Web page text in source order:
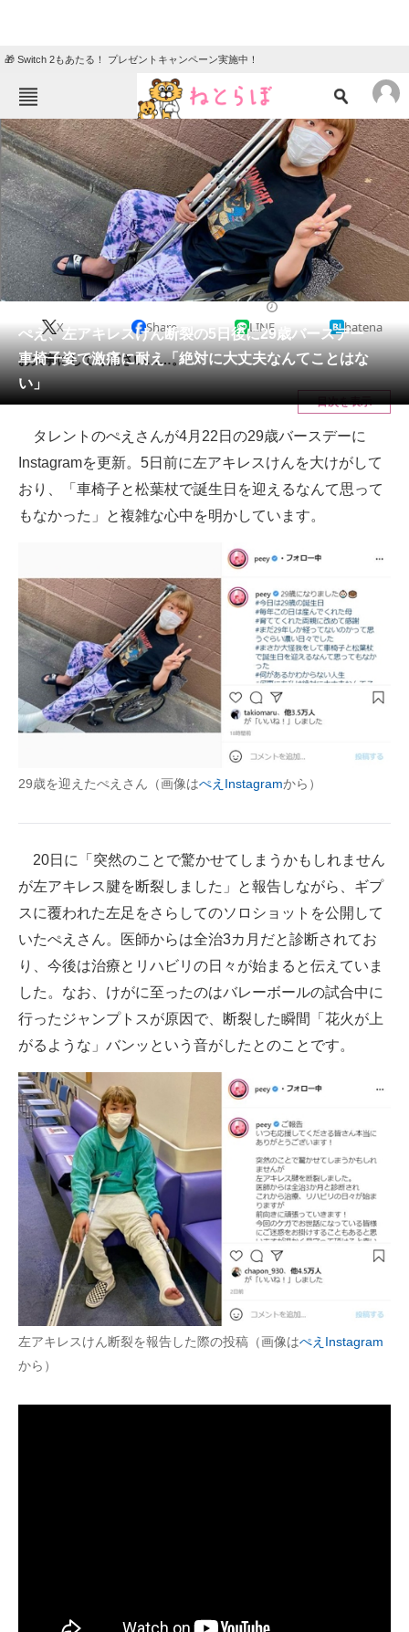
🎁 Switch 2もあたる！ プレゼントキャンペーン実施中！
ねとらぼメニュー
TOP ニュース
エンタメ クイズ
グルメ 地域
住まい 教育・育児
動物 リサーチ
会員記事
メディア
注目記事を集めた総合ページ
ITの今と未来を見通す
スマホと通信の最新トレンド
進化するPCとデバイスの未来
ビジネスと働き方のヒント
AI活用のいまが分かる
企業ITのトレンドを詳説
経営リーダーのコミュニティ
IT製品の技術・比較・事例
製造業のIT導入・活用を支援
モノづくり技術者専門サイト
エレクトロニクス専門サイト
電子設計の基本と応用
エネルギーの専門メディア
建設×テクノロジーの最前線
ちょっと気になるネットの話題
ぺえ、左アキレスけん断裂の5日後に29歳バースデー
車椅子姿で激痛に耐え「絶対に大丈夫なんてことはな
い」
X Share LINE hatena
お大事にしてください……。
目次を表示
タレントのぺえさんが4月22日の29歳バースデーに
Instagramを更新。5日前に左アキレスけんを大けがして
おり、「車椅子と松葉杖で誕生日を迎えるなんて思って
もなかった」と複雑な心中を明かしています。
29歳を迎えたぺえさん（画像はぺえInstagramから）
20日に「突然のことで驚かせてしまうかもしれません
が左アキレス腱を断裂しました」と報告しながら、ギプ
スに覆われた左足をさらしてのソロショットを公開して
いたぺえさん。医師からは全治3カ月だと診断されてお
り、今後は治療とリハビリの日々が始まると伝えていま
した。なお、けがに至ったのはバレーボールの試合中に
行ったジャンプトスが原因で、断裂した瞬間「花火が上
がるような」バンッという音がしたとのことです。
左アキレスけん断裂を報告した際の投稿（画像はぺえInstagram
から）